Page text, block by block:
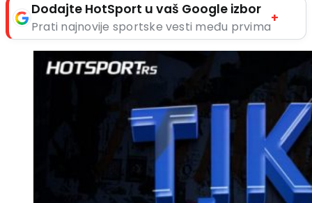
Dodajte HotSport u vaš Google izbor
Prati najnovije sportske vesti među prvima
+